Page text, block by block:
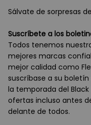
Sálvate de sorpresas
Suscríbete a los
Todos tenemos
mejores marcas
mejor calidad como
suscríbase a su
la temporada del Black
ofertas incluso antes
delante de todos.